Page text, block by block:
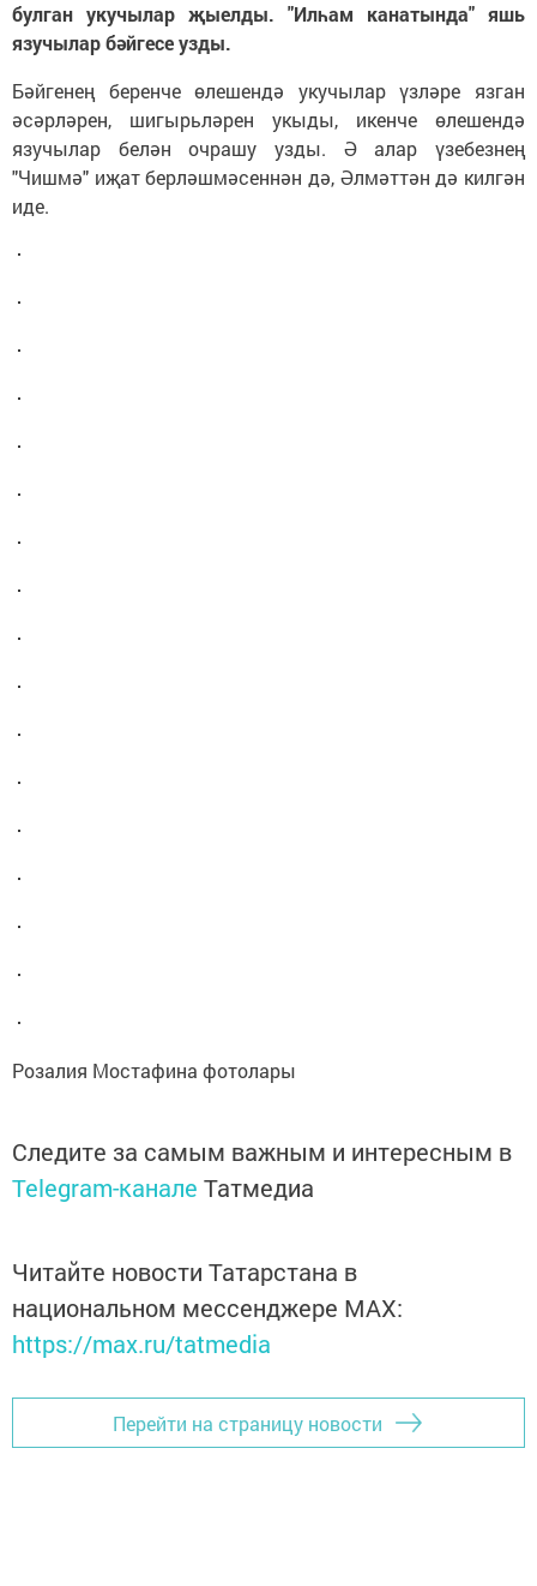
булган укучылар җыелды. "Илһам канатында" яшь
язучылар бәйгесе узды.
Бәйгенең беренче өлешендә укучылар үзләре язган
әсәрләрен, шигырьләрен укыды, икенче өлешендә
язучылар белән очрашу узды. Ә алар үзебезнең
"Чишмә" иҗат берләшмәсеннән дә, Әлмәттән дә килгән
иде.
Розалия Мостафина фотолары
Следите за самым важным и интересным в
Telegram-канале Татмедиа
Читайте новости Татарстана в
национальном мессенджере MАХ:
https://max.ru/tatmedia
Перейти на страницу новости